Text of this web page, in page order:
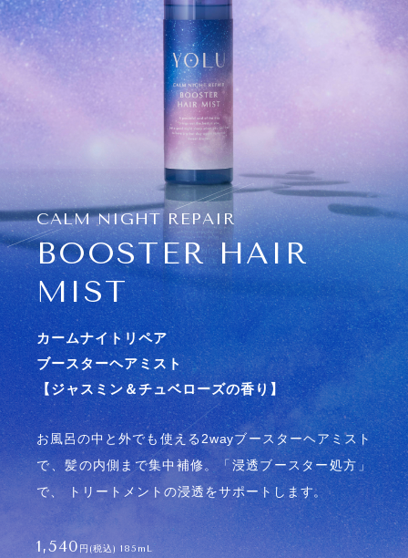
SHOP
TOPICS
FAQ
Instagra
m X
TikTok
公式ストア で購入する
Rakuten で購入する
Amazon で購入する
CALM NIGHT REPAIR
BOOSTER HAIR
MIST
カームナイトリペア
ブースターヘアミスト
【ジャスミン＆チュベローズの香り】
お風呂の中と外でも使える2wayブースターヘアミスト
で​、髪の内側まで集中補修。「浸透ブースター処方​」
で、 ​トリートメントの浸透をサポート​します。
1,540円(税込) 185mL